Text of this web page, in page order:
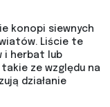
konopi siewnych
Liście te
i herbat lub
ze względu na
działanie